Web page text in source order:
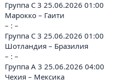
Группа C 3 25.06.2026 01:00
Марокко – Гаити
– : –
Группа C 3 25.06.2026 01:00
Шотландия – Бразилия
– : –
Группа A 3 25.06.2026 04:00
Чехия – Мексика